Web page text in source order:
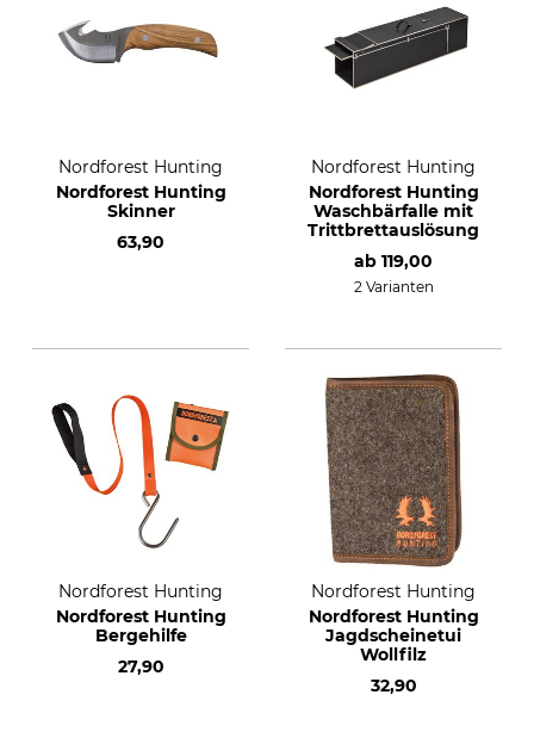
Nordforest Hunting
Nordforest Hunting
Skinner
63,90
Nordforest Hunting
Nordforest Hunting
Waschbärfalle mit
Trittbrettauslösung
ab 119,00
2 Varianten
Nordforest Hunting
Nordforest Hunting
Bergehilfe
27,90
Nordforest Hunting
Nordforest Hunting
Jagdscheinetui
Wollfilz
32,90